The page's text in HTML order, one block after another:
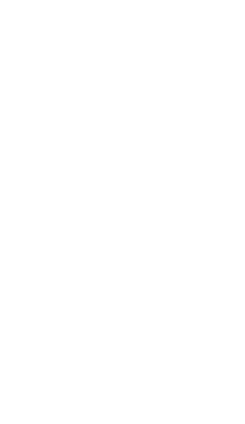
- Έρχεται
Αίγινα